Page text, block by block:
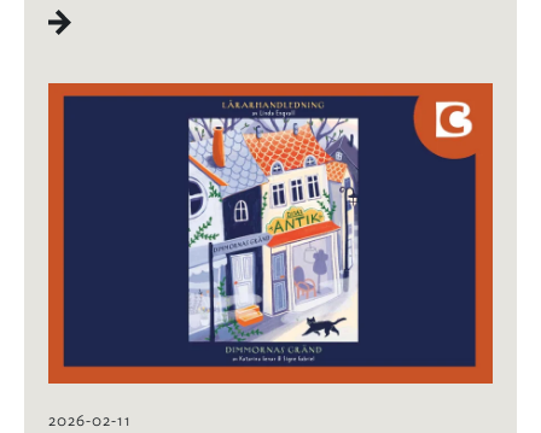
2026-02-11